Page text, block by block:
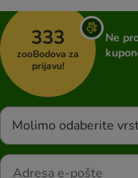
333
zooBodova za
prijavu!
Ne
Molimo odaberite